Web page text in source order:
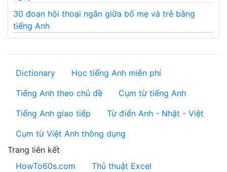
30 đoạn hội thoại ngắn giữa bố mẹ và trẻ bằng
tiếng Anh
Dictionary
Học tiếng Anh miễn phí
Tiếng Anh theo chủ đề
Cụm từ tiếng Anh
Tiếng Anh giao tiếp
Từ điển Anh - Nhật - Việt
Cụm từ Việt Anh thông dụng
Trang liên kết
HowTo60s.com
Thủ thuật Excel